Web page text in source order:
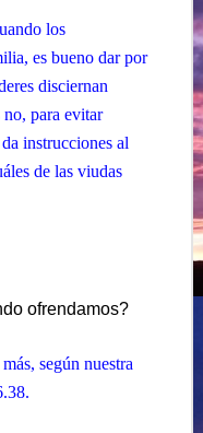
los
es bueno dar por
disciernan
no, para evitar
instrucciones al
de las viudas
ofrendamos?
según nuestra